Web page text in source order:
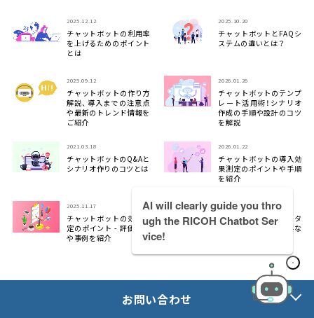
セミナー・イベント
資料ダウンロード
2025.12.12
チャットボットの利用率
を上げるためのポイント
とは
2025.10.20
チャットボットとFAQシ
ステムの違いとは？
2025.09.12
チャットボットの作り方
解説、導入までの注意点
や最新のトレンド情報を
ご紹介
2026.01.26
チャットボットのテンプ
レート活用術！シナリオ
作成の手順や設計のコツ
を解説
2021.03.18
チャットボットのQ&Aと
シナリオ作りのコツとは
2026.01.22
チャットボットの導入効
果測定のポイントや手順
を紹介
2025.11.17
チャットボットの効果測
定のポイント - 評価指標
や事例を紹介
2025.10.21
チャットボットでデータ
を活用するために重要な
コラム一覧
お問い合わせ
AI will clearly guide you thro
ugh the RICOH Chatbot Ser
vice!